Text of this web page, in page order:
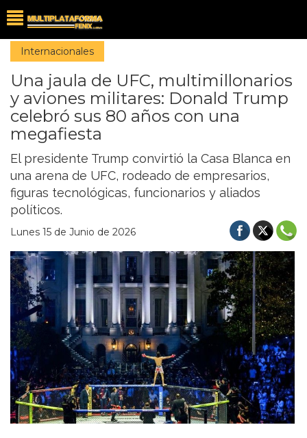
Internacionales
Una jaula de UFC, multimillonarios
y aviones militares: Donald Trump
celebró sus 80 años con una
megafiesta
El presidente Trump convirtió la Casa Blanca en
una arena de UFC, rodeado de empresarios,
figuras tecnológicas, funcionarios y aliados
políticos.
Lunes 15 de Junio de 2026